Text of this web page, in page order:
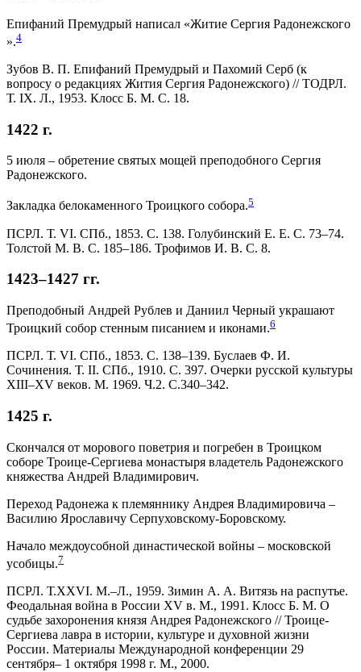
Епифаний Премудрый написал «Житие Сергия Радонежского
».4
Зубов В. П. Епифаний Премудрый и Пахомий Серб (к
вопросу о редакциях Жития Сергия Радонежского) // ТОДРЛ.
Т. IX. Л., 1953. Клосс Б. М. С. 18.
1422 г.
5 июля – обретение святых мощей преподобного Сергия
Радонежского.
Закладка белокаменного Троицкого собора.5
ПСРЛ. Т. VI. СПб., 1853. C. 138. Голубинский Е. Е. С. 73–74.
Толстой М. В. С. 185–186. Трофимов И. В. С. 8.
1423–1427 гг.
Преподобный Андрей Рублев и Даниил Черный украшают
Троицкий собор стенным писанием и иконами.6
ПСРЛ. Т. VI. СПб., 1853. С. 138–139. Буслаев Ф. И.
Сочинения. Т. II. СПб., 1910. С. 397. Очерки русской культуры
XIII–XV веков. М. 1969. Ч.2. С.340–342.
1425 г.
Скончался от морового поветрия и погребен в Троицком
соборе Троице-Сергиева монастыря владетель Радонежского
княжества Андрей Владимирович.
Переход Радонежа к племяннику Андрея Владимировича –
Василию Ярославичу Серпуховскому-Боровскому.
Начало междоусобной династической войны – московской
усобицы.7
ПСРЛ. Т.XXVI. М.–Л., 1959. Зимин А. А. Витязь на распутье.
Феодальная война в России XV в. М., 1991. Клосс Б. М. О
судьбе захоронения князя Андрея Радонежского // Троице-
Сергиева лавра в истории, культуре и духовной жизни
России. Материалы Международной конференции 29
сентября– 1 октября 1998 г. М., 2000.